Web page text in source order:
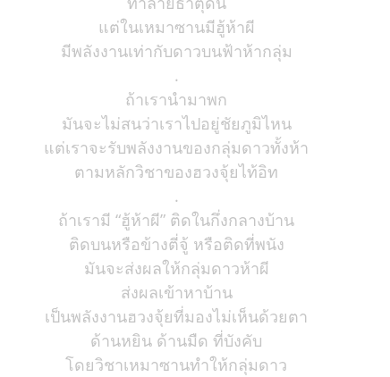
แต่ในเหมาซานมีฮู้ห้าผี
มีพลังงานเท่ากับดาวบนฟ้าห้ากลุ่ม
.
ถ้าเรานำมาพก
มันจะไม่สนว่าเราไปอยู่ชัยภูมิไหน
แต่เราจะรับพลังงานของกลุ่มดาวทั้งห้า
ตามหลักวิชาของฮวงจุ้ยไท้อิท
.
ถ้าเรามี “ฮู้ห้าผี” ติดในกึ่งกลางบ้าน
ติดบนหรือข้างตี่จู้ หรือติดที่พนัง
มันจะส่งผลให้กลุ่มดาวห้าผี
ส่งผลเข้าหาบ้าน
เป็นพลังงานฮวงจุ้ยที่มองไม่เห็นด้วยตา
ด้านหยิน ด้านมืด ที่บังคับ
โดยวิชาเหมาซานทำให้กลุ่มดาว